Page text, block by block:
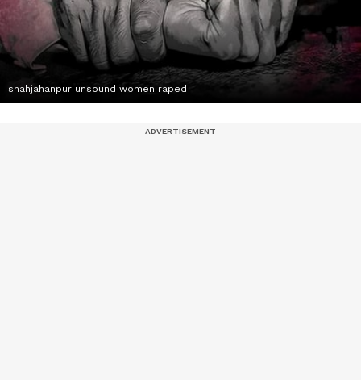
shahjahanpur unsound women raped